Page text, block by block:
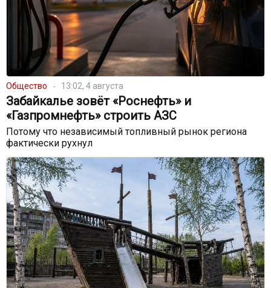
Общество 13:02, 4 августа
Забайкалье зовёт «Роснефть» и
«Газпромнефть» строить АЗС
Потому что независимый топливный рынок региона
фактически рухнул